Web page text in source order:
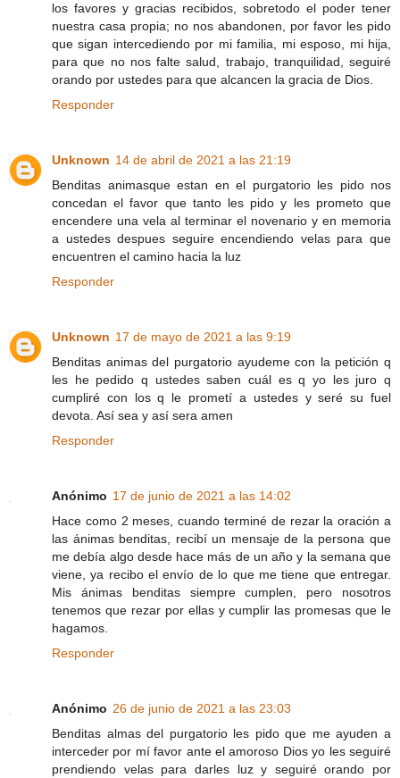
los favores y gracias recibidos, sobretodo el poder tener
nuestra casa propia; no nos abandonen, por favor les pido
que sigan intercediendo por mi familia, mi esposo, mi hija,
para que no nos falte salud, trabajo, tranquilidad, seguiré
orando por ustedes para que alcancen la gracia de Dios.
Responder
Unknown 14 de abril de 2021 a las 21:19
Benditas animasque estan en el purgatorio les pido nos
concedan el favor que tanto les pido y les prometo que
encendere una vela al terminar el novenario y en memoria
a ustedes despues seguire encendiendo velas para que
encuentren el camino hacia la luz
Responder
Unknown 17 de mayo de 2021 a las 9:19
Benditas animas del purgatorio ayudeme con la petición q
les he pedido q ustedes saben cuál es q yo les juro q
cumpliré con los q le prometí a ustedes y seré su fuel
devota. Así sea y así sera amen
Responder
Anónimo 17 de junio de 2021 a las 14:02
Hace como 2 meses, cuando terminé de rezar la oración a
las ánimas benditas, recibí un mensaje de la persona que
me debía algo desde hace más de un año y la semana que
viene, ya recibo el envío de lo que me tiene que entregar.
Mis ánimas benditas siempre cumplen, pero nosotros
tenemos que rezar por ellas y cumplir las promesas que le
hagamos.
Responder
Anónimo 26 de junio de 2021 a las 23:03
Benditas almas del purgatorio les pido que me ayuden a
interceder por mí favor ante el amoroso Dios yo les seguiré
prendiendo velas para darles luz y seguiré orando por